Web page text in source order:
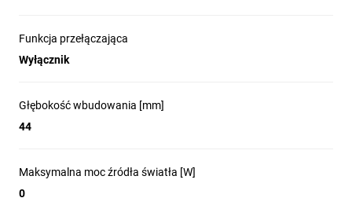
Funkcja przełączająca
Wyłącznik
Głębokość wbudowania [mm]
44
Maksymalna moc źródła światła [W]
0